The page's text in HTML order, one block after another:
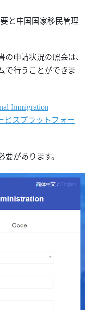
と中国国家移民管理
申請状況の照会は、
で行うことができま
Immigration
ビスプラットフォー
があります。